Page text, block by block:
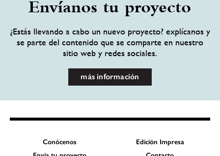
Envíanos tu proyecto
¿Estás llevando a cabo un nuevo proyecto? explícanos y
se parte del contenido que se comparte en nuestro
sitio web y redes sociales.
más información
Conócenos
Edición Impresa